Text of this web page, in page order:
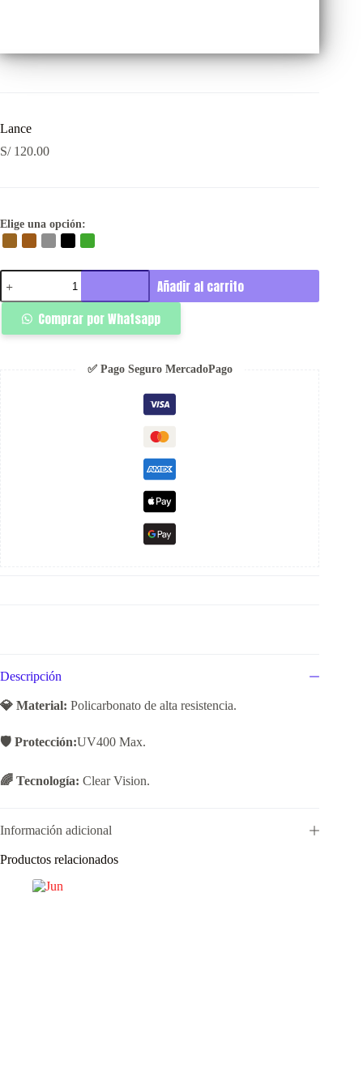
Lance
S/120.00
Elige una opción:
Lance
cantidad
Añadir al carrito
Comprar por Whatsapp
✅ Pago Seguro MercadoPago
Descripción
💎 Material: Policarbonato de alta resistencia.
🛡️ Protección:UV400 Max.
🌈 Tecnología: Clear Vision.
Información adicional
Productos relacionados